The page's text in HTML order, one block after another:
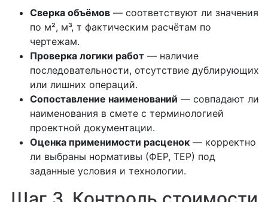
Сверка объёмов — соответствуют ли значения
по м², м³, т фактическим расчётам по
чертежам.
Проверка логики работ — наличие
последовательности, отсутствие дублирующих
или лишних операций.
Сопоставление наименований — совпадают ли
наименования в смете с терминологией
проектной документации.
Оценка применимости расценок — корректно
ли выбраны нормативы (ФЕР, ТЕР) под
заданные условия и технологии.